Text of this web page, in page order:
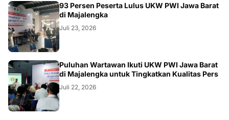
93 Persen Peserta Lulus UKW PWI Jawa Barat
di Majalengka
Juli 23, 2026
Puluhan Wartawan Ikuti UKW PWI Jawa Barat
di Majalengka untuk Tingkatkan Kualitas Pers
Juli 22, 2026